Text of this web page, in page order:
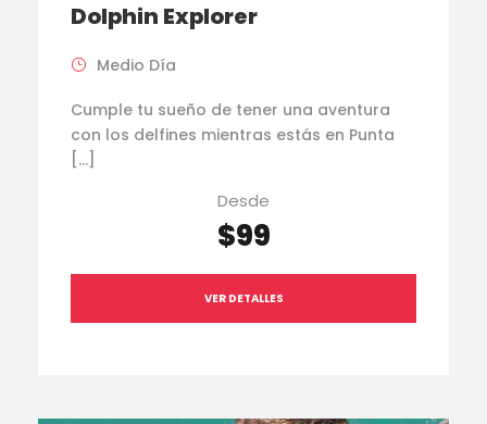
Dolphin Explorer
Medio Día
Cumple tu sueño de tener una aventura
con los delfines mientras estás en Punta
[…]
Desde
$99
VER DETALLES